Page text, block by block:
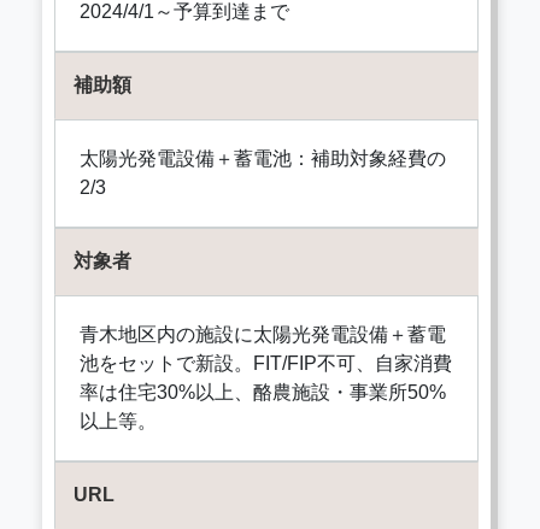
2024/4/1～予算到達まで
補助額
太陽光発電設備＋蓄電池：補助対象経費の
2/3
対象者
青木地区内の施設に太陽光発電設備＋蓄電
池をセットで新設。FIT/FIP不可、自家消費
率は住宅30%以上、酪農施設・事業所50%
以上等。
URL